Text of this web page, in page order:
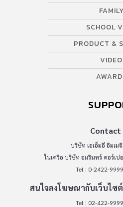
FAMILY
SCHOOL
PRODUCT &
VIDEO
Contact
บริษัท เอเอ็มอี อิมเม
ในเครือ บริษัท อมรินทร์ คอร์เ
Tel : 0-2422-
สนใจลงโฆษณากับเว็บไซ
Tel : 02-422-